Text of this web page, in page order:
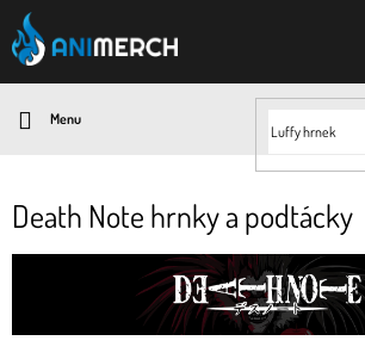
Přejít
na
obsah
Death Note hrnky a podtácky